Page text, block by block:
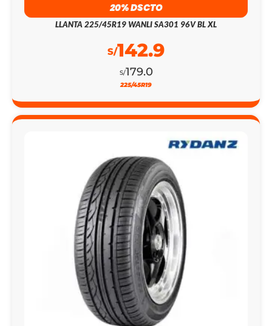
20% DSCTO
LLANTA 225/45R19 WANLI SA301 96V BL XL
S/179.0
S/142.9
225/45R19